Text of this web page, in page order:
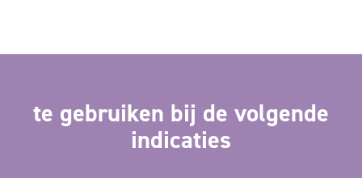
te gebruiken bij de volgende
indicaties